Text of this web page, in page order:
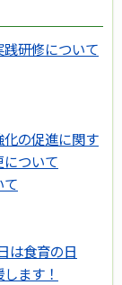
研修について
化の促進に関す
ついて
て
は食育の日
ます！